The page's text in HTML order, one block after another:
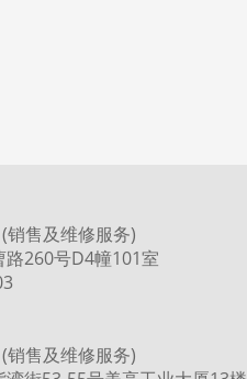
销售及维修服务)
260号D4幢101室
销售及维修服务)